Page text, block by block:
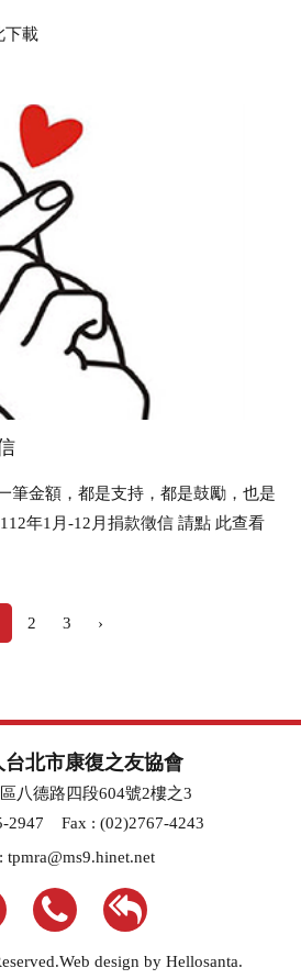
下載
筆金額，都是支持，都是鼓勵，也是
年1月-12月捐款徵信 請點 此查看
2 3 ›
台北市康復之友協會
八德路四段604號2樓之3
2947
Fax : (02)2767-4243
tpmra@ms9.hinet.net
design by Hellosanta.